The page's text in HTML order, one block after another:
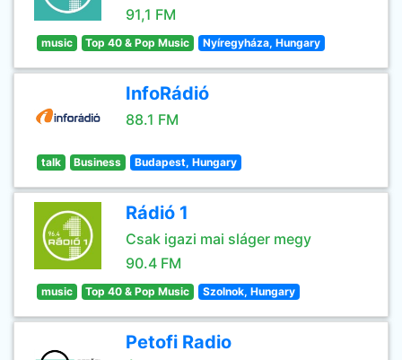
91,1 FM
music Top 40 & Pop Music Nyíregyháza, Hungary
InfoRádió
88.1 FM
talk Business Budapest, Hungary
Rádió 1
Csak igazi mai sláger megy
90.4 FM
music Top 40 & Pop Music Szolnok, Hungary
Petofi Radio